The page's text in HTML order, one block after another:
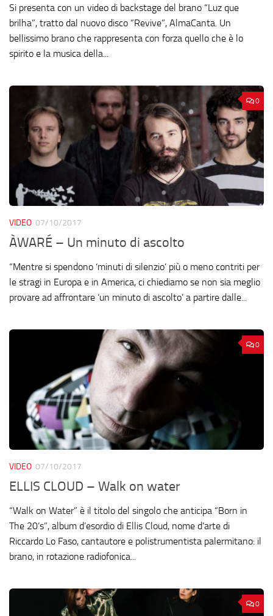
Si presenta con un video di backstage del brano “Luz que
brilha”, tratto dal nuovo disco “Revive”, AlmaCanta. Un
bellissimo brano che rappresenta con forza quello che è lo
spirito e la musica della...
0
VIDEO 07/10/2017
ÀWARÉ – Un minuto di ascolto
“Mentre si spendono ‘minuti di silenzio’ più o meno contriti per
le stragi in Europa e in America, ci chiediamo se non sia meglio
provare ad affrontare ‘un minuto di ascolto’ a partire dalle...
0
VIDEO 07/10/2017
ELLIS CLOUD – Walk on water
“Walk on Water” è il titolo del singolo che anticipa “Born in
The 20’s”, album d’esordio di Ellis Cloud, nome d’arte di
Riccardo Lo Faso, cantautore e polistrumentista palermitano: il
brano, in rotazione radiofonica...
0